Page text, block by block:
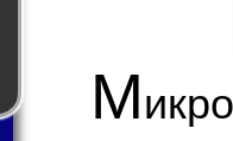
М